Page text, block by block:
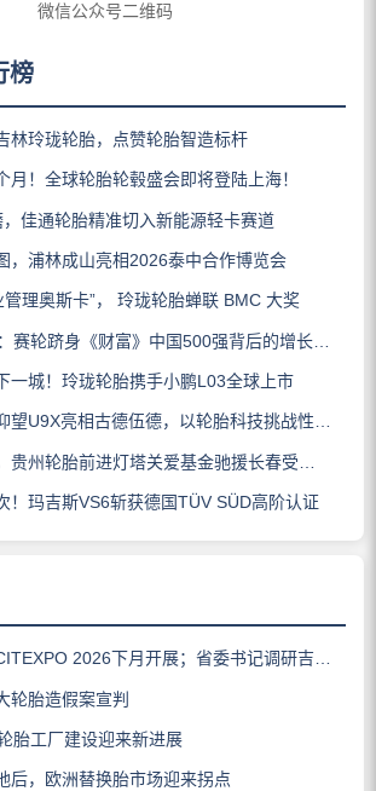
微信公众号二维码
榜
林玲珑轮胎，点赞轮胎智造标杆
月！全球轮胎轮毂盛会即将登陆上海！
佳通轮胎精准切入新能源轻卡赛道
，浦林成山亮相2026泰中合作博览会
管理奥斯卡”， 玲珑轮胎蝉联 BMC 大奖
轮跻身《财富》中国500强背后的增长逻辑
一城！玲珑轮胎携手小鹏L03全球上市
U9X亮相古德伍德，以轮胎科技挑战性能边界
州轮胎前进灯塔关爱基金驰援长春受灾门店
！玛吉斯VS6斩获德国TÜV SÜD高阶认证
开展；省委书记调研吉林玲珑；佳通推出新能源轻卡轮胎；三角轮胎斩获大奖；中策宣布涨价
轮胎造假案宣判
胎工厂建设迎来新进展
后，欧洲替换胎市场迎来拐点